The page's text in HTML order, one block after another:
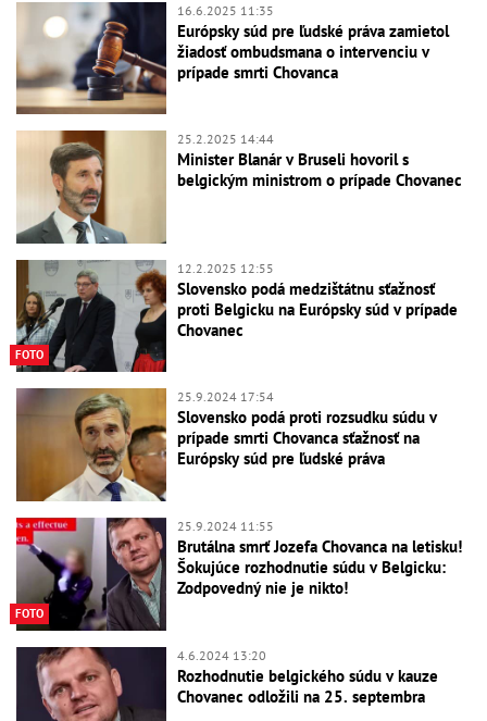
16.6.2025 11:35
Európsky súd pre ľudské práva zamietol
žiadosť ombudsmana o intervenciu v
prípade smrti Chovanca
25.2.2025 14:44
Minister Blanár v Bruseli hovoril s
belgickým ministrom o prípade Chovanec
FOTO
12.2.2025 12:55
Slovensko podá medzištátnu sťažnosť
proti Belgicku na Európsky súd v prípade
Chovanec
25.9.2024 17:54
Slovensko podá proti rozsudku súdu v
prípade smrti Chovanca sťažnosť na
Európsky súd pre ľudské práva
FOTO
25.9.2024 11:55
Brutálna smrť Jozefa Chovanca na letisku!
Šokujúce rozhodnutie súdu v Belgicku:
Zodpovedný nie je nikto!
4.6.2024 13:20
Rozhodnutie belgického súdu v kauze
Chovanec odložili na 25. septembra